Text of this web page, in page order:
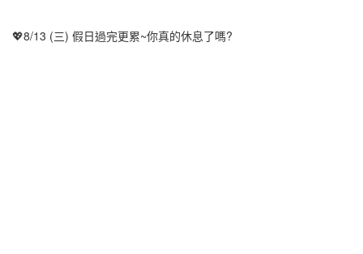
💖8/13 (三) 假日過完更累~你真的休息了嗎?